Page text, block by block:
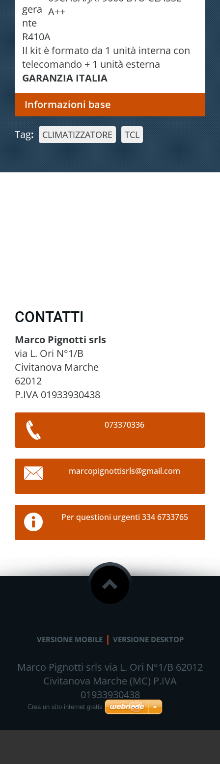
gera
nte
R410A
Il kit è formato da 1 unità interna con
telecomando + 1 unità esterna
GARANZIA ITALIA
Informazioni base
Tag: CLIMATIZZATORE TCL
CONTATTI
Marco Pignotti srls
via L. Ori N°1/B
Civitanova Marche
62012
P.IVA 01933930438
073370336
marcopignottisrls@gmail.com
Per questioni urgenti 334 6733765
VERSIONE MOBILE | VERSIONE DESKTOP
Marco Pignotti srls via L. Ori N°1/B 62012
Civitanova Marche (MC) P.IVA
01933930438
Crea un sito internet gratis